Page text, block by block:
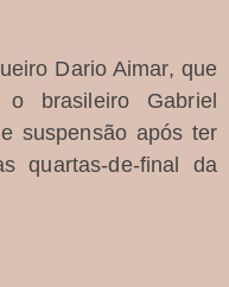
Dario Aimar, que
brasileiro Gabriel
suspensão após ter
quartas-de-final da